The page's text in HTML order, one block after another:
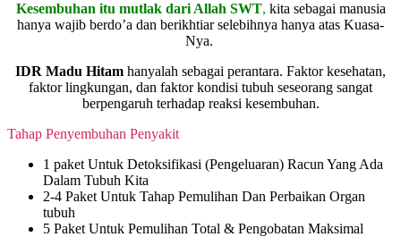
Kesembuhan itu mutlak dari Allah SWT, kita sebagai manusia
hanya wajib berdo’a dan berikhtiar selebihnya hanya atas Kuasa-
Nya.
IDR Madu Hitam hanyalah sebagai perantara. Faktor kesehatan,
faktor lingkungan, dan faktor kondisi tubuh seseorang sangat
berpengaruh terhadap reaksi kesembuhan.
Tahap Penyembuhan Penyakit
1 paket Untuk Detoksifikasi (Pengeluaran) Racun Yang Ada
Dalam Tubuh Kita
2-4 Paket Untuk Tahap Pemulihan Dan Perbaikan Organ
tubuh
5 Paket Untuk Pemulihan Total & Pengobatan Maksimal